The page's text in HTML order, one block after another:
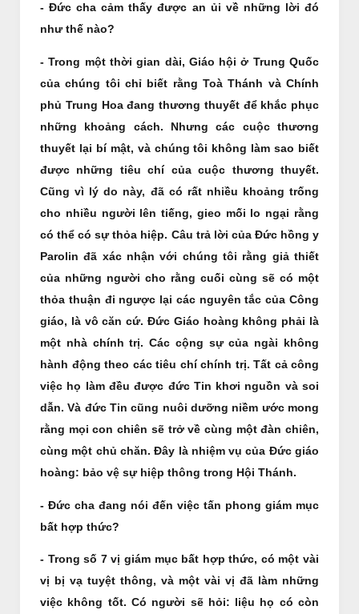
- Đức cha cảm thấy được an ủi về những lời đó
như thế nào?
- Trong một thời gian dài, Giáo hội ở Trung Quốc
của chúng tôi chỉ biết rằng Toà Thánh và Chính
phủ Trung Hoa đang thương thuyết để khắc phục
những khoảng cách. Nhưng các cuộc thương
thuyết lại bí mật, và chúng tôi không làm sao biết
được những tiêu chí của cuộc thương thuyết.
Cũng vì lý do này, đã có rất nhiều khoảng trống
cho nhiều người lên tiếng, gieo mối lo ngại rằng
có thể có sự thỏa hiệp. Câu trả lời của Đức hồng y
Parolin đã xác nhận với chúng tôi rằng giả thiết
của những người cho rằng cuối cùng sẽ có một
thỏa thuận đi ngược lại các nguyên tắc của Công
giáo, là vô căn cứ. Đức Giáo hoàng không phải là
một nhà chính trị. Các cộng sự của ngài không
hành động theo các tiêu chí chính trị. Tất cả công
việc họ làm đều được đức Tin khơi nguồn và soi
dẫn. Và đức Tin cũng nuôi dưỡng niềm ước mong
rằng mọi con chiên sẽ trở về cùng một đàn chiên,
cùng một chủ chăn. Đây là nhiệm vụ của Đức giáo
hoàng: bảo vệ sự hiệp thông trong Hội Thánh.
- Đức cha đang nói đến việc tấn phong giám mục
bất hợp thức?
- Trong số 7 vị giám mục bất hợp thức, có một vài
vị bị vạ tuyệt thông, và một vài vị đã làm những
việc không tốt. Có người sẽ hỏi: liệu họ có còn